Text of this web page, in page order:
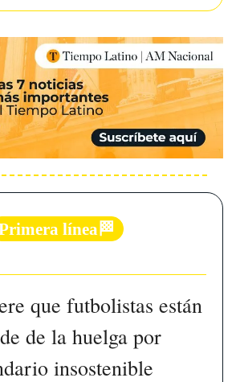
línea🏁
que futbolistas están
de la huelga por
insostenible